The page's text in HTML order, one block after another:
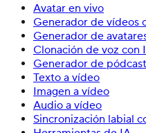
Avatar en vivo
Generador de vídeos
Generador de
Clonación de voz con
Generador de
Texto a vídeo
Imagen a vídeo
Audio a vídeo
Sincronización labial